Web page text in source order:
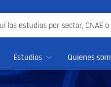
Estudios
Quienes